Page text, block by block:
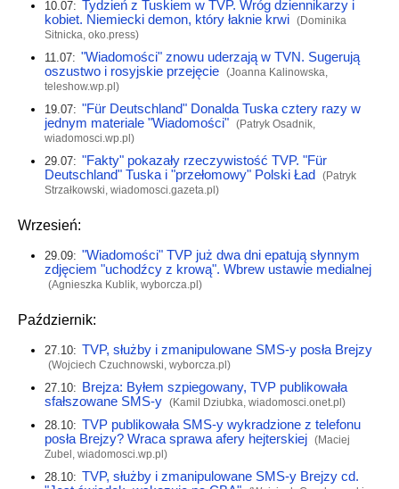
10.07: Tydzień z Tuskiem w TVP. Wróg dziennikarzy i
kobiet. Niemiecki demon, który łaknie krwi (Dominika
Sitnicka, oko.press)
11.07: "Wiadomości" znowu uderzają w TVN. Sugerują
oszustwo i rosyjskie przejęcie (Joanna Kalinowska,
teleshow.wp.pl)
19.07: "Für Deutschland" Donalda Tuska cztery razy w
jednym materiale "Wiadomości" (Patryk Osadnik,
wiadomosci.wp.pl)
29.07: "Fakty" pokazały rzeczywistość TVP. "Für
Deutschland" Tuska i "przełomowy" Polski Ład
(Patryk
Strzałkowski, wiadomosci.gazeta.pl)
Wrzesień:
29.09: "Wiadomości" TVP już dwa dni epatują słynnym
zdjęciem "uchodźcy z krową". Wbrew ustawie medialnej
(Agnieszka Kublik, wyborcza.pl)
Październik:
27.10: TVP, służby i zmanipulowane SMS-y posła Brejzy
(Wojciech Czuchnowski, wyborcza.pl)
27.10: Brejza: Byłem szpiegowany, TVP publikowała
sfałszowane SMS-y (Kamil Dziubka, wiadomosci.onet.pl)
28.10: TVP publikowała SMS-y wykradzione z telefonu
posła Brejzy? Wraca sprawa afery hejterskiej (Maciej
Zubel, wiadomosci.wp.pl)
28.10: TVP, służby i zmanipulowane SMS-y Brejzy cd.